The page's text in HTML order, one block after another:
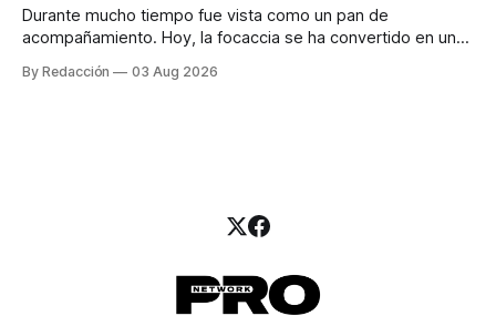
Durante mucho tiempo fue vista como un pan de
acompañamiento. Hoy, la focaccia se ha convertido en uno
artesanal, ingredientes de calidad y experiencias que
By Redacción 03 Aug 2026